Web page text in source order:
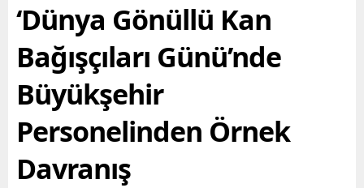
‘Dünya Gönüllü Kan
Bağışçıları Günü’nde
Büyükşehir
Personelinden Örnek
Davranış